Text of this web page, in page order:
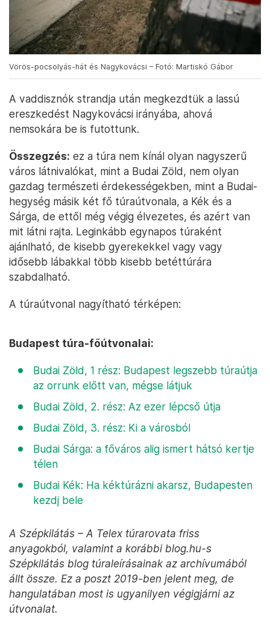
Vörös-pocsolyás-hát és Nagykovácsi – Fotó: Martiskó Gábor
A vaddisznók strandja után megkezdtük a lassú
ereszkedést Nagykovácsi irányába, ahová
nemsokára be is futottunk.
Összegzés: ez a túra nem kínál olyan nagyszerű
város látnivalókat, mint a Budai Zöld, nem olyan
gazdag természeti érdekességekben, mint a Budai-
hegység másik két fő túraútvonala, a Kék és a
Sárga, de ettől még végig élvezetes, és azért van
mit látni rajta. Leginkább egynapos túraként
ajánlható, de kisebb gyerekekkel vagy vagy
idősebb lábakkal több kisebb betéttúrára
szabdalható.
A túraútvonal nagyítható térképen:
Budapest túra-főútvonalai:
Budai Zöld, 1 rész: Budapest legszebb túraútja
az orrunk előtt van, mégse látjuk
Budai Zöld, 2. rész: Az ezer lépcső útja
Budai Zöld, 3. rész: Ki a városból
Budai Sárga: a főváros alig ismert hátsó kertje
télen
Budai Kék: Ha kéktúrázni akarsz, Budapesten
kezdj bele
A Szépkilátás – A Telex túrarovata friss
anyagokból, valamint a korábbi blog.hu-s
Szépkilátás blog túraleírásainak az archívumából
állt össze. Ez a poszt 2019-ben jelent meg, de
hangulatában most is ugyanilyen végigjárni az
útvonalat.